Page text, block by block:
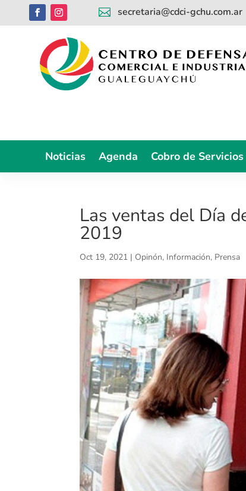
 secretaria@cdci-gchu.com.ar
Noticias Agenda Cobro de Servicios
Las ventas del Día
2019
Oct 19, 2021 | Opinón, Información, Prensa